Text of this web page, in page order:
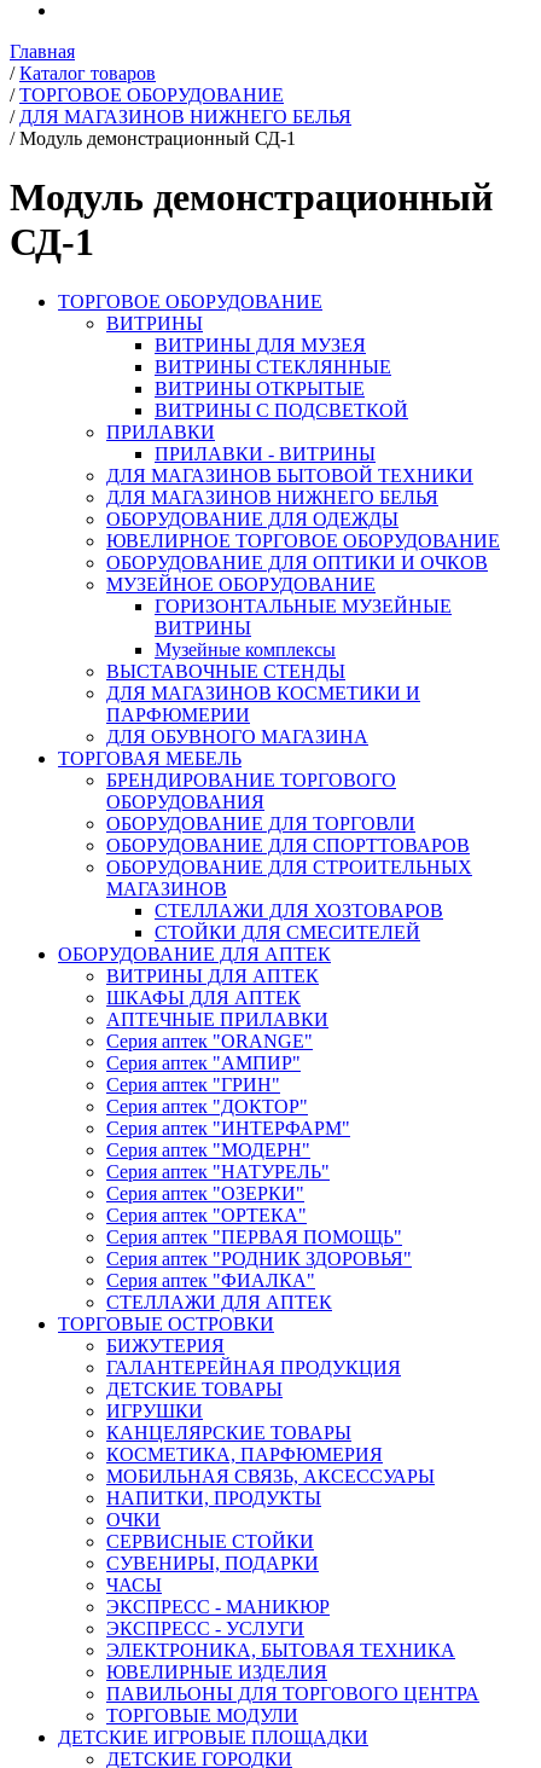
Главная
/ Каталог товаров
/ ТОРГОВОЕ ОБОРУДОВАНИЕ
/ ДЛЯ МАГАЗИНОВ НИЖНЕГО БЕЛЬЯ
/ Модуль демонстрационный СД-1
Модуль демонстрационный
СД-1
ТОРГОВОЕ ОБОРУДОВАНИЕ
ВИТРИНЫ
ВИТРИНЫ ДЛЯ МУЗЕЯ
ВИТРИНЫ СТЕКЛЯННЫЕ
ВИТРИНЫ ОТКРЫТЫЕ
ВИТРИНЫ С ПОДСВЕТКОЙ
ПРИЛАВКИ
ПРИЛАВКИ - ВИТРИНЫ
ДЛЯ МАГАЗИНОВ БЫТОВОЙ ТЕХНИКИ
ДЛЯ МАГАЗИНОВ НИЖНЕГО БЕЛЬЯ
ОБОРУДОВАНИЕ ДЛЯ ОДЕЖДЫ
ЮВЕЛИРНОЕ ТОРГОВОЕ ОБОРУДОВАНИЕ
ОБОРУДОВАНИЕ ДЛЯ ОПТИКИ И ОЧКОВ
МУЗЕЙНОЕ ОБОРУДОВАНИЕ
ГОРИЗОНТАЛЬНЫЕ МУЗЕЙНЫЕ
ВИТРИНЫ
Музейные комплексы
ВЫСТАВОЧНЫЕ СТЕНДЫ
ДЛЯ МАГАЗИНОВ КОСМЕТИКИ И
ПАРФЮМЕРИИ
ДЛЯ ОБУВНОГО МАГАЗИНА
ТОРГОВАЯ МЕБЕЛЬ
БРЕНДИРОВАНИЕ ТОРГОВОГО
ОБОРУДОВАНИЯ
ОБОРУДОВАНИЕ ДЛЯ ТОРГОВЛИ
ОБОРУДОВАНИЕ ДЛЯ СПОРТТОВАРОВ
ОБОРУДОВАНИЕ ДЛЯ СТРОИТЕЛЬНЫХ
МАГАЗИНОВ
СТЕЛЛАЖИ ДЛЯ ХОЗТОВАРОВ
СТОЙКИ ДЛЯ СМЕСИТЕЛЕЙ
ОБОРУДОВАНИЕ ДЛЯ АПТЕК
ВИТРИНЫ ДЛЯ АПТЕК
ШКАФЫ ДЛЯ АПТЕК
АПТЕЧНЫЕ ПРИЛАВКИ
Серия аптек "ORANGE"
Серия аптек "АМПИР"
Серия аптек "ГРИН"
Серия аптек "ДОКТОР"
Серия аптек "ИНТЕРФАРМ"
Серия аптек "МОДЕРН"
Серия аптек "НАТУРЕЛЬ"
Серия аптек "ОЗЕРКИ"
Серия аптек "ОРТЕКА"
Серия аптек "ПЕРВАЯ ПОМОЩЬ"
Серия аптек "РОДНИК ЗДОРОВЬЯ"
Серия аптек "ФИАЛКА"
СТЕЛЛАЖИ ДЛЯ АПТЕК
ТОРГОВЫЕ ОСТРОВКИ
БИЖУТЕРИЯ
ГАЛАНТЕРЕЙНАЯ ПРОДУКЦИЯ
ДЕТСКИЕ ТОВАРЫ
ИГРУШКИ
КАНЦЕЛЯРСКИЕ ТОВАРЫ
КОСМЕТИКА, ПАРФЮМЕРИЯ
МОБИЛЬНАЯ СВЯЗЬ, АКСЕССУАРЫ
НАПИТКИ, ПРОДУКТЫ
ОЧКИ
СЕРВИСНЫЕ СТОЙКИ
СУВЕНИРЫ, ПОДАРКИ
ЧАСЫ
ЭКСПРЕСС - МАНИКЮР
ЭКСПРЕСС - УСЛУГИ
ЭЛЕКТРОНИКА, БЫТОВАЯ ТЕХНИКА
ЮВЕЛИРНЫЕ ИЗДЕЛИЯ
ПАВИЛЬОНЫ ДЛЯ ТОРГОВОГО ЦЕНТРА
ТОРГОВЫЕ МОДУЛИ
ДЕТСКИЕ ИГРОВЫЕ ПЛОЩАДКИ
ДЕТСКИЕ ГОРОДКИ